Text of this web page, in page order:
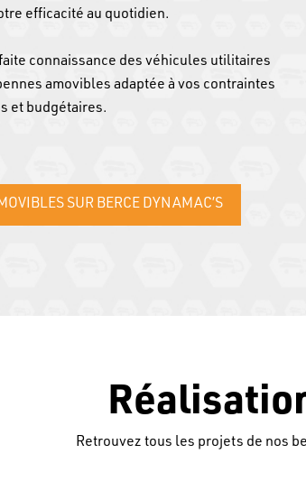
efficacité au quotidien.
connaissance des véhicules utilitaires
amovibles adaptée à vos contraintes
et budgétaires.
SUR BERCE DYNAMAC’S
Retrouvez tous les projets de nos